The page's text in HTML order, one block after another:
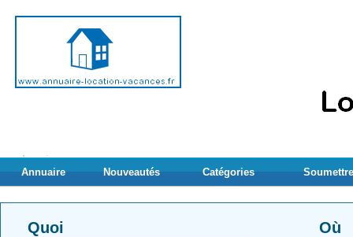
Annuaire Nouveautés Catégories
Quoi Où